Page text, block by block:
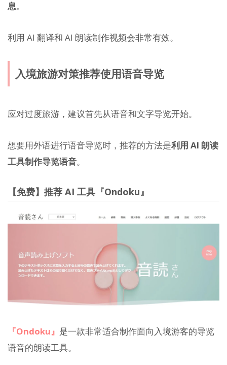
息。
利用 AI 翻译和 AI 朗读制作视频会非常有效。
入境旅游对策推荐使用语音导览
应对过度旅游，建议首先从语音和文字导览开始。
想要用外语进行语音导览时，推荐的方法是利用 AI 朗读
工具制作导览语音。
【免费】推荐 AI 工具『Ondoku』
『Ondoku』 是一款非常适合制作面向入境游客的导览
语音的朗读工具。